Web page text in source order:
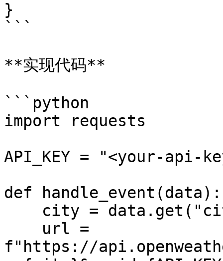
}
```
**实现代码**
```python
import requests
API_KEY = "<your-api-
def handle_event(data):
f"https://